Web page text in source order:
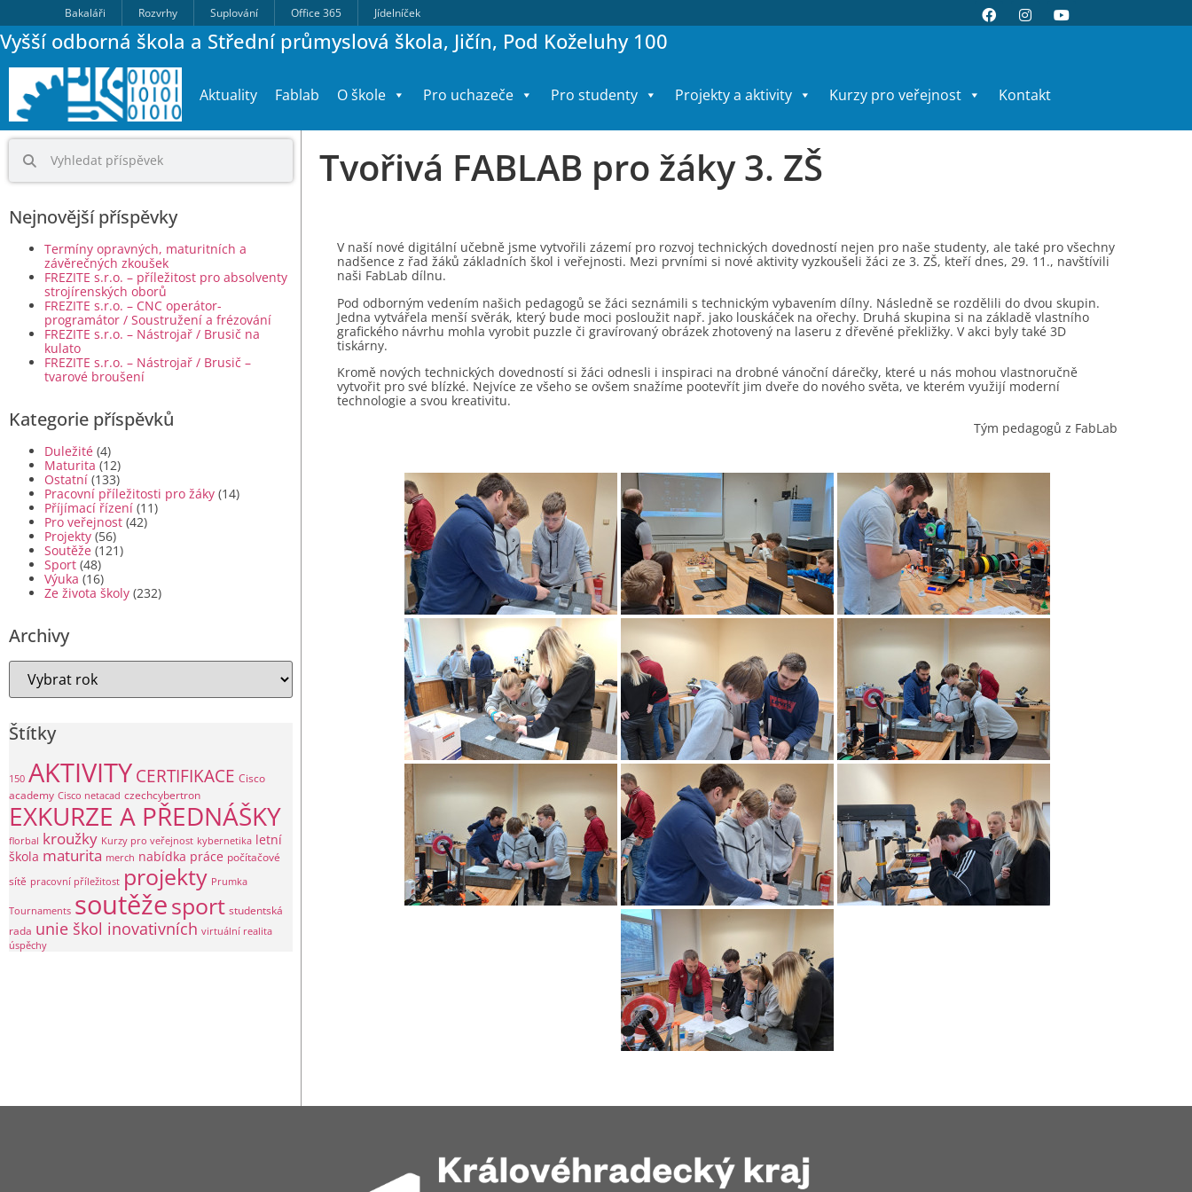
Bakaláři Rozvrhy Suplování Office 365 Jídelníček
Vyšší odborná škola a Střední průmyslová škola, Jičín, Pod Koželuhy 100
Aktuality Fablab O škole Pro uchazeče Pro studenty Projekty a aktivity Kurzy pro veřejnost Kontakt
Nejnovější příspěvky
Termíny opravných, maturitních a
závěrečných zkoušek
FREZITE s.r.o. – příležitost pro absolventy
strojírenských oborů
FREZITE s.r.o. – CNC operátor-
programátor / Soustružení a frézování
FREZITE s.r.o. – Nástrojař / Brusič na
kulato
FREZITE s.r.o. – Nástrojař / Brusič –
tvarové broušení
Kategorie příspěvků
Duležité (4)
Maturita (12)
Ostatní (133)
Pracovní příležitosti pro žáky (14)
Příjímací řízení (11)
Pro veřejnost (42)
Projekty (56)
Soutěže (121)
Sport (48)
Výuka (16)
Ze života školy (232)
Archivy
Štítky
150 AKTIVITYCERTIFIKACE Cisco
academy Cisco netacad czechcybertron
EXKURZE A PŘEDNÁŠKY
florbal kroužky Kurzy pro veřejnost kybernetika letní
škola maturita merch nabídka práce počítačové
sítě pracovní příležitost projekty Prumka
Tournaments soutěžesport studentská
rada unie škol inovativních virtuální realita
úspěchy
Tvořivá FABLAB pro žáky 3. ZŠ
V naší nové digitální učebně jsme vytvořili zázemí pro rozvoj technických dovedností nejen pro naše studenty, ale také pro všechny
nadšence z řad žáků základních škol i veřejnosti. Mezi prvními si nové aktivity vyzkoušeli žáci ze 3. ZŠ, kteří dnes, 29. 11., navštívili
naši FabLab dílnu.
Pod odborným vedením našich pedagogů se žáci seznámili s technickým vybavením dílny. Následně se rozdělili do dvou skupin.
Jedna vytvářela menší svěrák, který bude moci posloužit např. jako louskáček na ořechy. Druhá skupina si na základě vlastního
grafického návrhu mohla vyrobit puzzle či gravírovaný obrázek zhotovený na laseru z dřevěné překližky. V akci byly také 3D
tiskárny.
Kromě nových technických dovedností si žáci odnesli i inspiraci na drobné vánoční dárečky, které u nás mohou vlastnoručně
vytvořit pro své blízké. Nejvíce ze všeho se ovšem snažíme pootevřít jim dveře do nového světa, ve kterém využijí moderní
technologie a svou kreativitu.
Tým pedagogů z FabLab